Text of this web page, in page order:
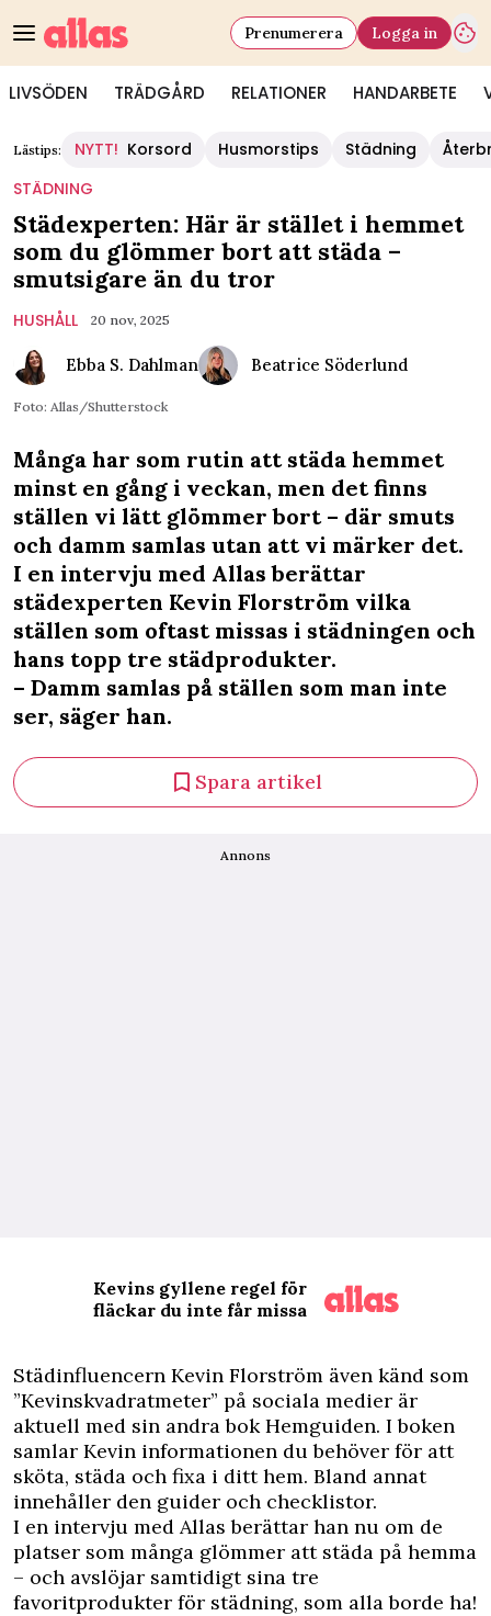
LIVSÖDEN TRÄDGÅRD RELATIONER HANDARBETE
Prenumerera Logga in
Lästips: NYTT! Korsord Husmorstips Städning
STÄDNING
Städexperten: Här är stället i hemmet
som du glömmer bort att städa –
smutsigare än du tror
HUSHÅLL 20 nov, 2025
Ebba S. Dahlman Beatrice Söderlund
Foto: Allas/Shutterstock
Många har som rutin att städa hemmet
minst en gång i veckan, men det finns
ställen vi lätt glömmer bort – där smuts
och damm samlas utan att vi märker det.
I en intervju med Allas berättar
städexperten Kevin Florström vilka
ställen som oftast missas i städningen och
hans topp tre städprodukter.
– Damm samlas på ställen som man inte
ser, säger han.
Spara artikel
Annons
Kevins gyllene regel för
fläckar du inte får missa
Städinfluencern Kevin Florström även känd som
”Kevinskvadratmeter” på sociala medier är
aktuell med sin andra bok Hemguiden. I boken
samlar Kevin informationen du behöver för att
sköta, städa och fixa i ditt hem. Bland annat
innehåller den guider och checklistor.
I en intervju med Allas berättar han nu om de
platser som många glömmer att städa på hemma
– och avslöjar samtidigt sina tre
favoritprodukter för städning, som alla borde ha!